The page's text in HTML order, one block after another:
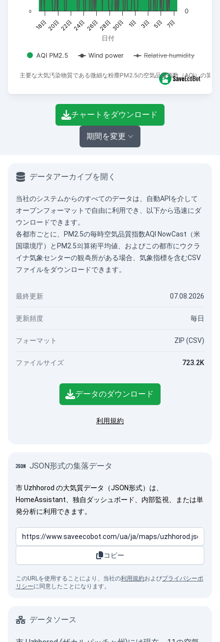
主要な大気汚染物質である微細な粉塵PM2.5の空気品質指数（AQI）の算
日付
AQI PM2.5 Wind power Relative humidity
18日20日22日24日26日28日30日 1日 3日 5日 7日
0 0
End of interactive chart.
チャートをダウンロード
期間を変更
データアーカイブを開く
当社のシステムからのすべてのデータは、 自動API を介して
オープンフォーマットで自由に利用でき、以下から迅速にダ
ウンロードできます。
各都市ごとに、PM2.5の毎時空気品質指数AQI NowCast（米
国環境庁）とPM2.5의算術平均値、およびこの都市にウクラ
イナ気象センターの観측所がある場合、気象指標を含むCSV
ファイルをダウンロードできます。
最終更新 07.08.2026
更新頻度 毎日
フォーマット ZIP (CSV)
ファイルサイズ 723.2K
データのダウンロード
利用規約
JSON形式の集落データ
市 Uzhhorod の大気質データ（JSON形式）は、
HomeAssistant、独自ダッシュボード、内部監視、または単
発分析に利用できます。
コピー
このURLを使用することにより、当社の利用規約およびプライバシーポ
リシーに同意したことになります。
データソース